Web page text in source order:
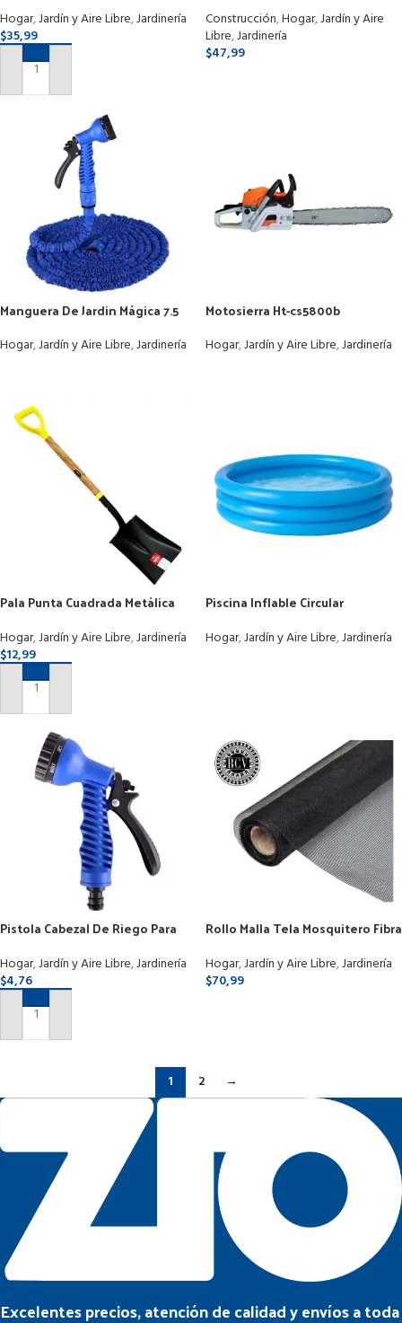
Hogar,Jardín y Aire Libre,Jardinería
$35,99
AÑADIR AL CARRITO
Construcción,Hogar,Jardín y Aire
Libre,Jardinería
$47,99
Manguera De Jardin Mágica 7.5
Hogar,Jardín y Aire Libre,Jardinería
Motosierra Ht-cs5800b
Hogar,Jardín y Aire Libre,Jardinería
Pala Punta Cuadrada Metálica
Hogar,Jardín y Aire Libre,Jardinería
$12,99
AÑADIR AL CARRITO
Piscina Inflable Circular
Hogar,Jardín y Aire Libre,Jardinería
Pistola Cabezal De Riego Para
Hogar,Jardín y Aire Libre,Jardinería
$4,76
AÑADIR AL CARRITO
Rollo Malla Tela Mosquitero Fibra
Hogar,Jardín y Aire Libre,Jardinería
$70,99
1 2 →
Excelentes precios, atención de calidad y envíos a toda